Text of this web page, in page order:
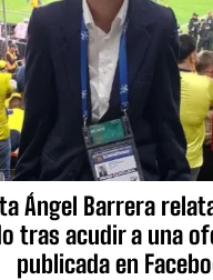
Ángel Barrera
tras acudir a una
publicada en